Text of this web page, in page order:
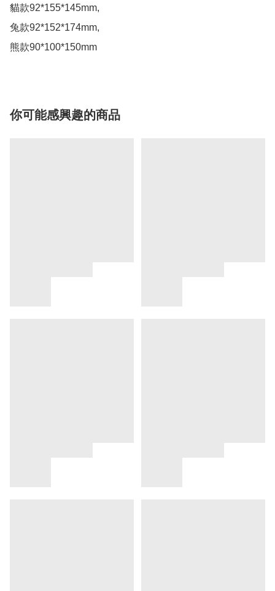
貓款92*155*145mm,
兔款92*152*174mm,
熊款90*100*150mm
你可能感興趣的商品